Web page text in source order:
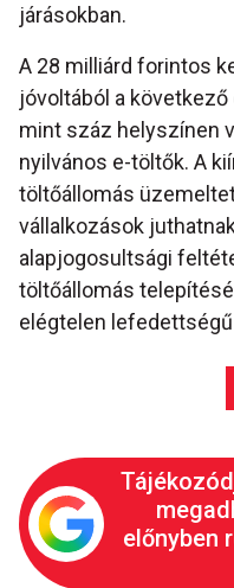
járásokban.
A 28 milliárd forintos
jóvoltából a
mint száz helyszínen
nyilvános e-töltők. A
töltőállomás
vállalkozások
alapjogosultsági
töltőállomás
elégtelen
előnyben